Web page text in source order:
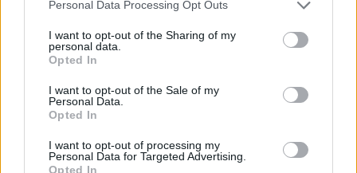
negar su consentimiento. Tenga en cuenta que algún
de su consentimiento, pero usted tiene el derecho de
rechazar tal procesamiento. Sus preferencias se aplicarán
cualquier momento entrando de nuevo en este sitio web o
visitando nuestra política de privacidad.
Personal Data Processing Opt Outs
I want to opt-out of the Sharing of my
personal data.
Opted In
I want to opt-out of the Sale of my
Personal Data.
Opted In
I want to opt-out of processing my
Personal Data for Targeted Advertising.
Opted In